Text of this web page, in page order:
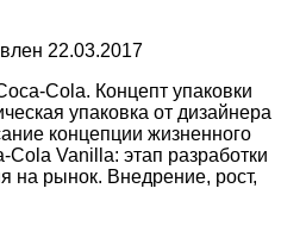
22.03.2017
Cola. Концепт упаковки
упаковка от дизайнера
концепции жизненного
Cola Vanilla: этап разработки
на рынок. Внедрение, рост,